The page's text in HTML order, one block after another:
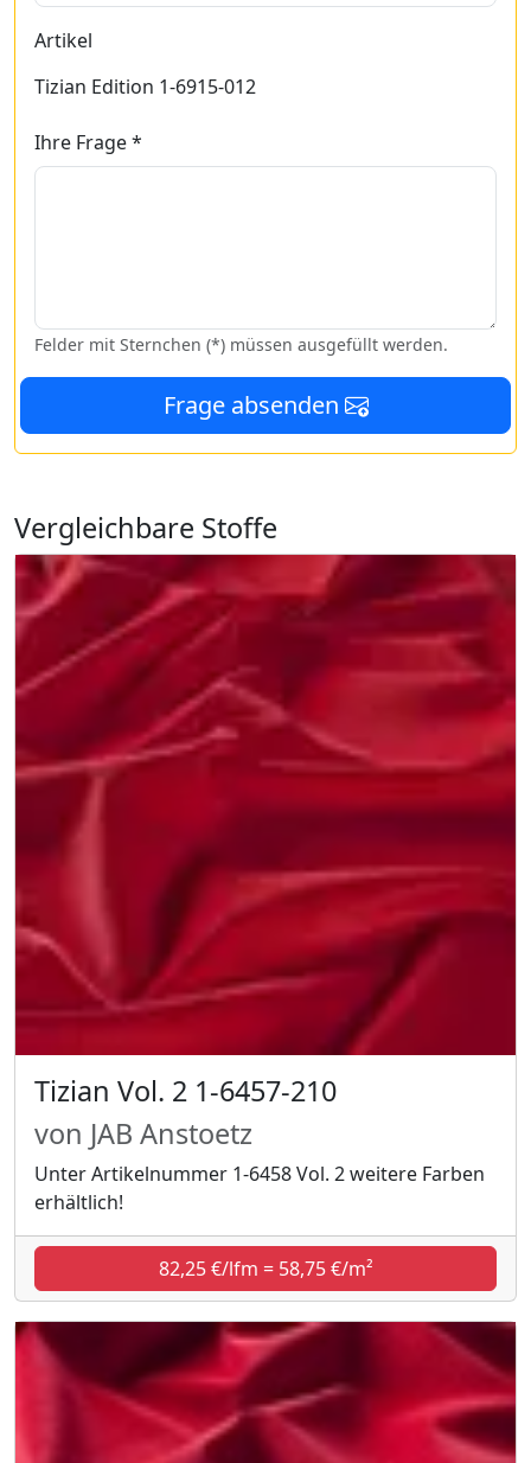
Artikel
Tizian Edition 1-6915-012
Ihre Frage *
Felder mit Sternchen (*) müssen ausgefüllt werden.
Frage absenden
Vergleichbare Stoffe
Tizian Vol. 2 1-6457-210
von JAB Anstoetz
Unter Artikelnummer 1-6458 Vol. 2 weitere Farben
erhältlich!
82,25 €/lfm = 58,75 €/m²